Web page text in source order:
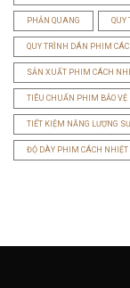
PHẢN QUANG QUY
QUY TRÌNH DÁN PHIM
SẢN XUẤT PHIM CÁCH
TIÊU CHUẨN PHIM BẢO VỆ
TIẾT KIỆM NĂNG LƯỢNG
ĐỘ DÀY PHIM CÁCH NHIỆT